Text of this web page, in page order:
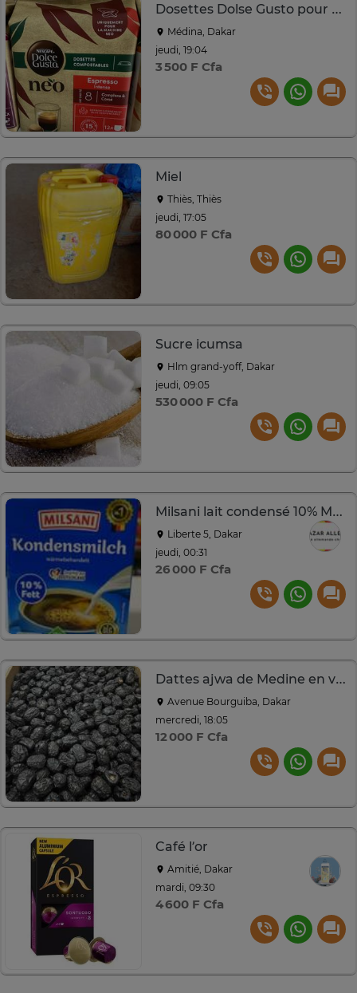
Dosettes Dolse Gusto pour Machine NEO
Médina, Dakar
jeudi, 19:04
3 500 F Cfa
Miel
Thiès, Thiès
jeudi, 17:05
80 000 F Cfa
Sucre icumsa
Hlm grand-yoff, Dakar
jeudi, 09:05
530 000 F Cfa
Milsani lait condensé 10% MG 340 ml
Liberte 5, Dakar
jeudi, 00:31
26 000 F Cfa
Dattes ajwa de Medine en vrac
Avenue Bourguiba, Dakar
mercredi, 18:05
12 000 F Cfa
Café l’or
Amitié, Dakar
mardi, 09:30
4 600 F Cfa